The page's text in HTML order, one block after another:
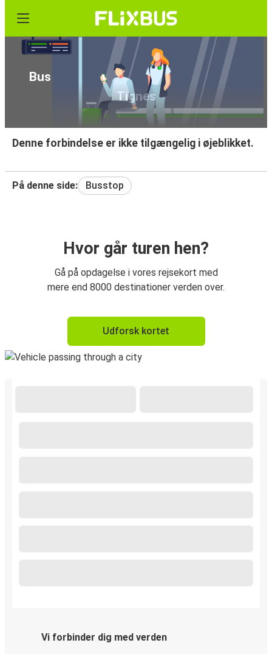
Bus Genève Internationale Lufthavn -
Tignes
Denne forbindelse er ikke tilgængelig i øjeblikket.
På denne side: Busstop
Hvor går turen hen?
Gå på opdagelse i vores rejsekort med
mere end 8000 destinationer verden over.
Udforsk kortet
Vi forbinder dig med verden